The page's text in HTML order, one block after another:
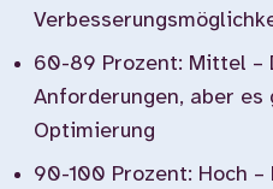
60-89 Prozent: Mittel –
Anforderungen, aber es
Optimierung
90-100 Prozent: Hoch